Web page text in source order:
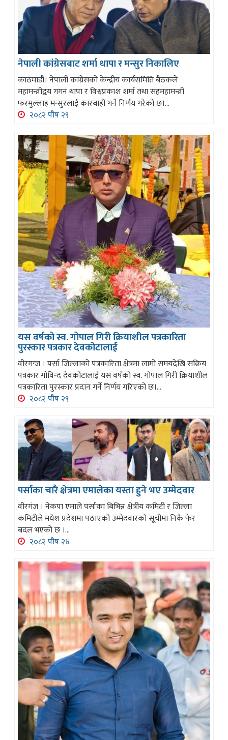
नेपाली कांग्रेसबाट शर्मा थापा र मन्सुर निकालिए
काठमाडौं। नेपाली कांग्रेसको केन्द्रीय कार्यसमिति बैठकले
महामन्त्रीद्वय गगन थापा र विश्वप्रकाश शर्मा तथा सहमहामन्त्री
फरमुल्लाह मन्सुरलाई कारबाही गर्ने निर्णय गरेको छ।...
२०८२ पौष २९
यस वर्षको स्व. गोपाल गिरी क्रियाशील पत्रकारिता
पुरस्कार पत्रकार देवकोटालाई
वीरगन्ज । पर्सा जिल्लाको पत्रकारिता क्षेत्रमा लामो समयदेखि सक्रिय
पत्रकार गोविन्द देवकोटालाई यस वर्षको स्व. गोपाल गिरी क्रियाशील
पत्रकारिता पुरस्कार प्रदान गर्ने निर्णय गरिएको छ।...
२०८२ पौष २९
पर्साका चारै क्षेत्रमा एमालेका यस्ता हुने भए उम्मेदवार
वीरगंज । नेकपा एमाले पर्साका बिभिन्न क्षेत्रीय कमिटी र जिल्ला
कमिटीले मधेश प्रदेशमा पठाएको उम्मेदवारको सूचीमा निकै फेर
बदल भएको छ ।...
२०८२ पौष २४